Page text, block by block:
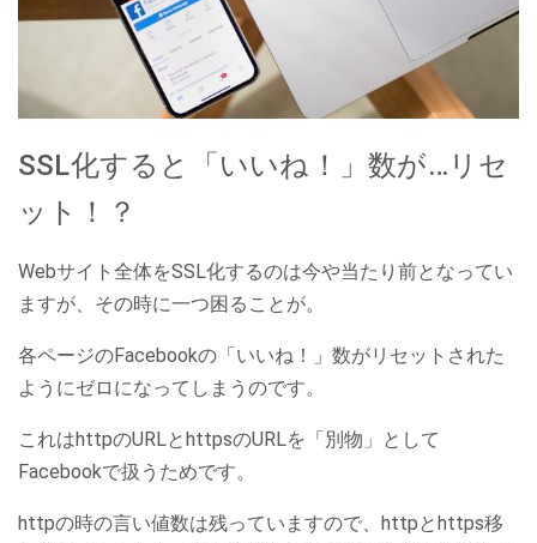
SSL化すると「いいね！」数が…リセ
ット！？
Webサイト全体をSSL化するのは今や当たり前となってい
ますが、その時に一つ困ることが。
各ページのFacebookの「いいね！」数がリセットされた
ようにゼロになってしまうのです。
これはhttpのURLとhttpsのURLを「別物」として
Facebookで扱うためです。
httpの時の言い値数は残っていますので、httpとhttps移